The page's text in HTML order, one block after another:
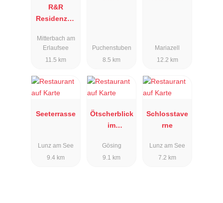
R&R
Residenzen
Mitterbach am
Erlaufsee
11.5 km
Puchenstuben
8.5 km
Mariazell
12.2 km
Seeterrasse
Lunz am See
9.4 km
Ötscherblick
im
Gösing
Gösing
9.1 km
Schlosstave
rne
Lunz am See
7.2 km